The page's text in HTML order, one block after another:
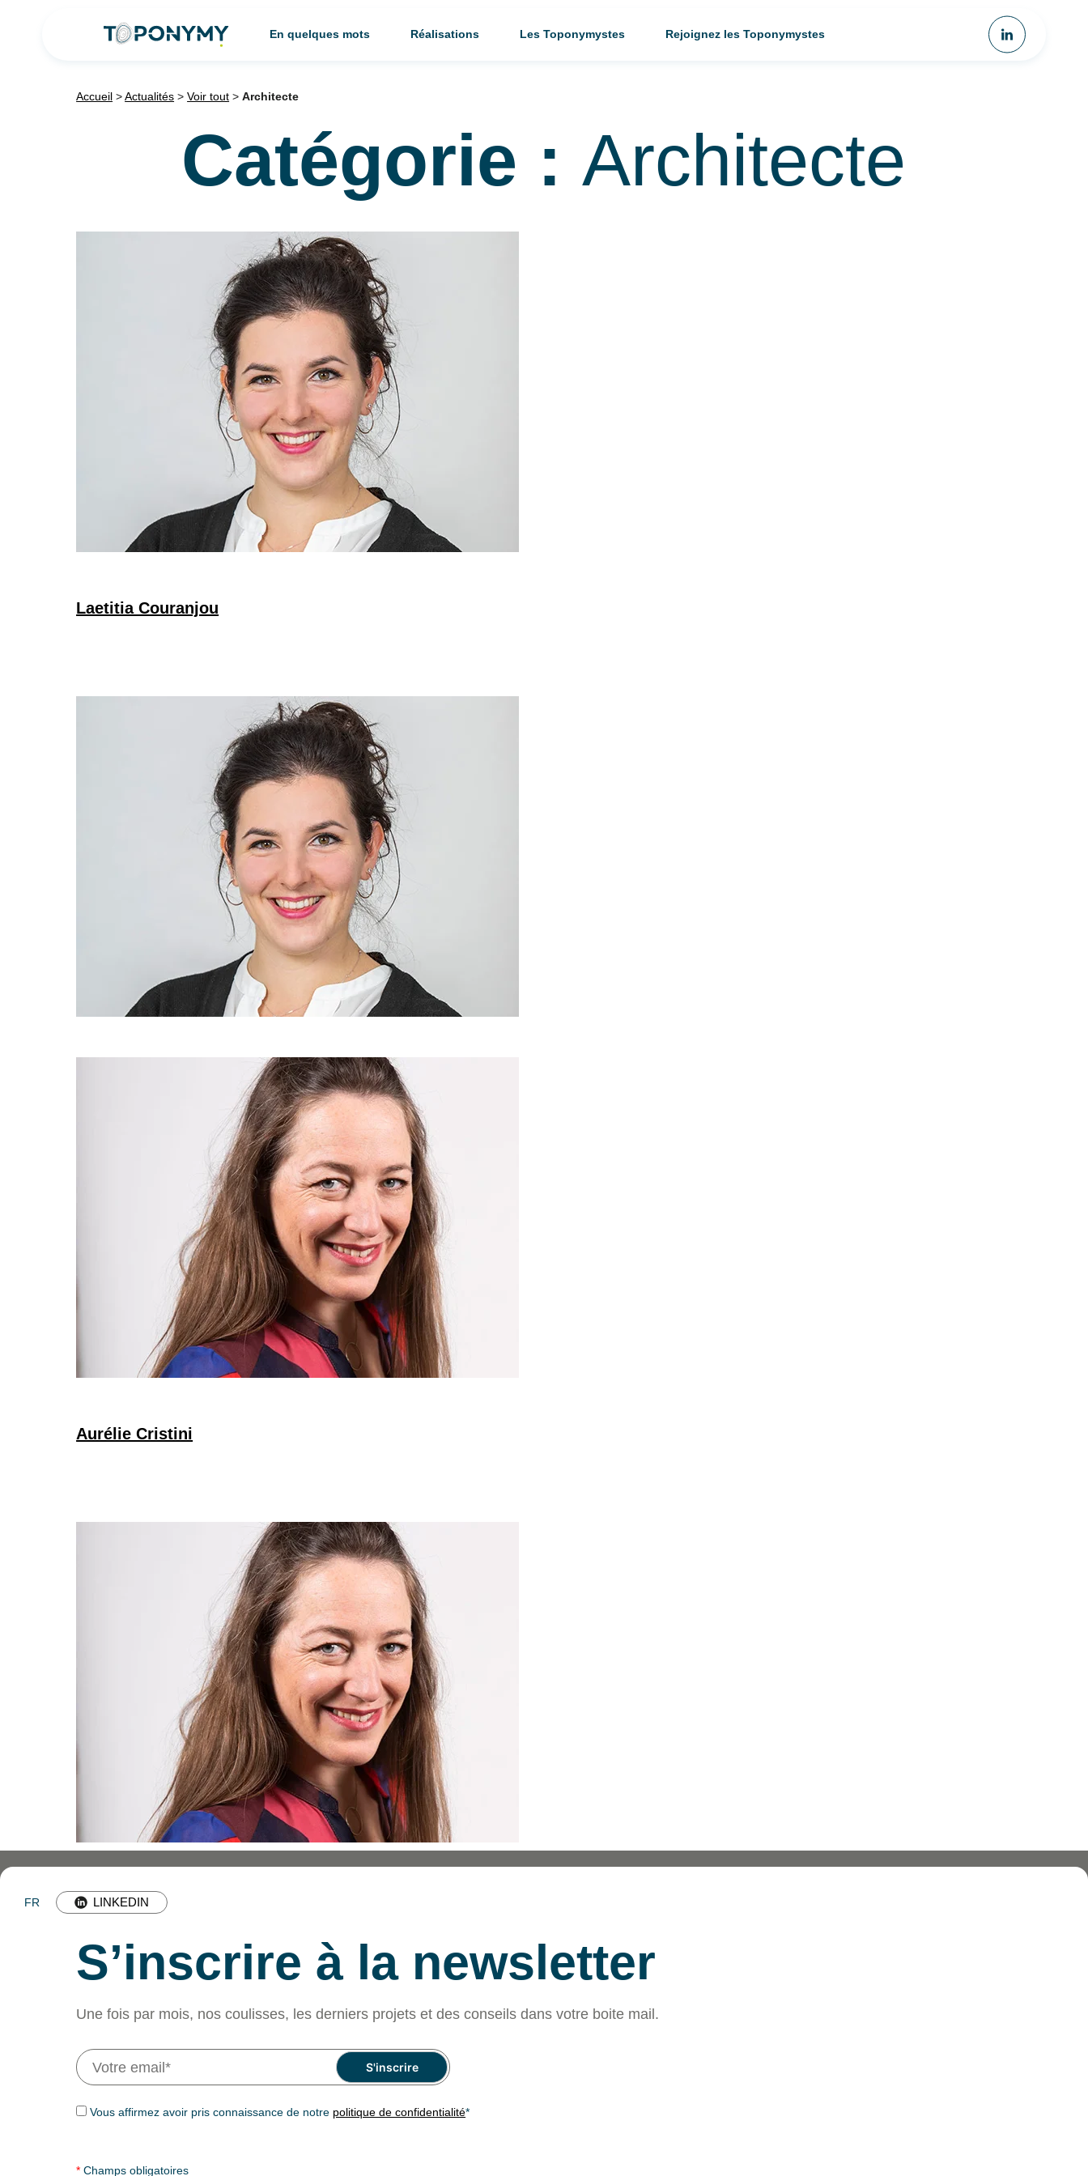
En quelques mots Réalisations Les Toponymystes Rejoignez les Toponymystes
Accueil >Actualités >Voir tout >Architecte
Catégorie :Architecte
Laetitia Couranjou
Aurélie Cristini
FR LINKEDIN
S’inscrire à la newsletter
Une fois par mois, nos coulisses, les derniers projets et des conseils dans votre boite mail.
Vous affirmez avoir pris connaissance de notre politique de confidentialité*
* Champs obligatoires